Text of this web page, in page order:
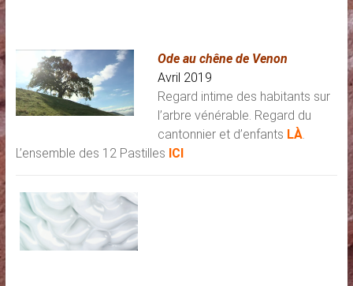
Ode au chêne de Venon
Avril 2019
Regard intime des habitants sur
l’arbre vénérable. Regard du
cantonnier et d’enfants LÀ.
L’ensemble des 12 Pastilles ICI